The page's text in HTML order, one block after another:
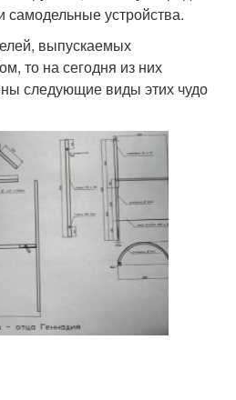
устройства.
выпускаемых
то на сегодня из них
следующие виды этих чудо